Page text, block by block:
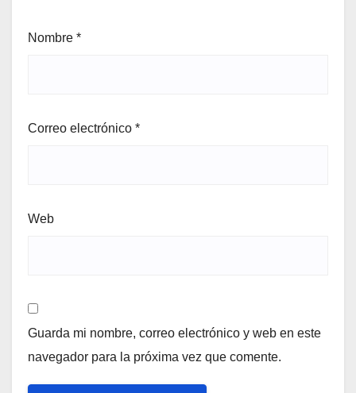
Nombre *
Correo electrónico *
Web
Guarda mi nombre, correo electrónico y web en este
navegador para la próxima vez que comente.